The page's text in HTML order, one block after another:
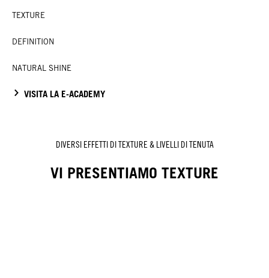
TEXTURE
DEFINITION
NATURAL SHINE
VISITA LA E-ACADEMY
DIVERSI EFFETTI DI TEXTURE & LIVELLI DI TENUTA
VI PRESENTIAMO TEXTURE